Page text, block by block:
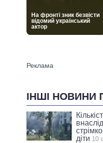
ІНШІ НОВИНИ
діти 10